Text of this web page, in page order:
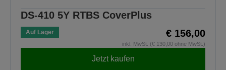
DS-410 5Y RTBS CoverPlus
Auf Lager € 156,00
inkl. MwSt. (€ 130,00 ohne MwSt.)
Jetzt kaufen